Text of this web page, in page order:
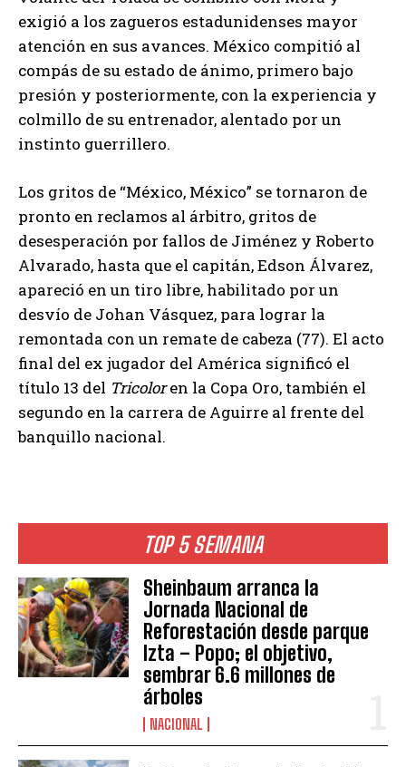
TOP 5 SEMANA
Sheinbaum arranca la
Jornada Nacional de
Reforestación desde parque
Izta – Popo; el objetivo,
sembrar 6.6 millones de
árboles
NACIONAL
exigió a los zagueros estadunidenses mayor
atención en sus avances. México compitió al
compás de su estado de ánimo, primero bajo
presión y posteriormente, con la experiencia y
colmillo de su entrenador, alentado por un
instinto guerrillero.
Los gritos de “México, México” se tornaron de
pronto en reclamos al árbitro, gritos de
desesperación por fallos de Jiménez y Roberto
Alvarado, hasta que el capitán, Edson Álvarez,
apareció en un tiro libre, habilitado por un
desvío de Johan Vásquez, para lograr la
remontada con un remate de cabeza (77). El acto
final del ex jugador del América significó el
título 13 del Tricoloren la Copa Oro, también el
segundo en la carrera de Aguirre al frente del
banquillo nacional.